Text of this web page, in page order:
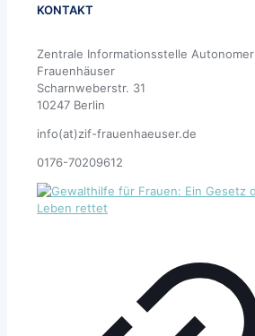
KONTAKT
Zentrale Informationsstelle Autonomer
Frauenhäuser
Scharnweberstr. 31
10247 Berlin
info(at)zif-frauenhaeuser.de
0176-70209612